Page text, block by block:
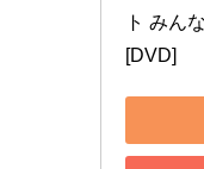
ト みん
[DVD]